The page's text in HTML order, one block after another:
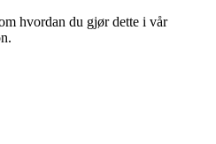
hvordan du gjør dette i vår